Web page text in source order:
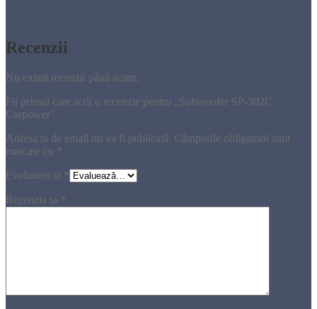
Recenzii
Nu există recenzii până acum.
Fii primul care scrii o recenzie pentru „Subwoofer SP-302C
Carpower”
Adresa ta de email nu va fi publicată. Câmpurile obligatorii sunt
marcate cu *
Evaluarea ta *
Recenzia ta *